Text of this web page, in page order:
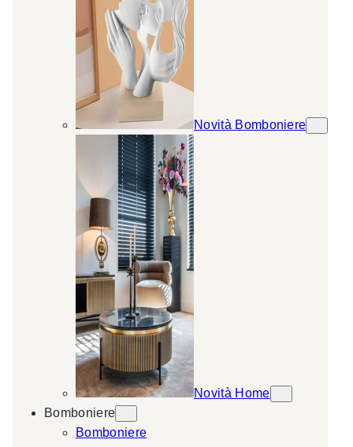
Novità Bomboniere
Novità Home
Bomboniere
Bomboniere